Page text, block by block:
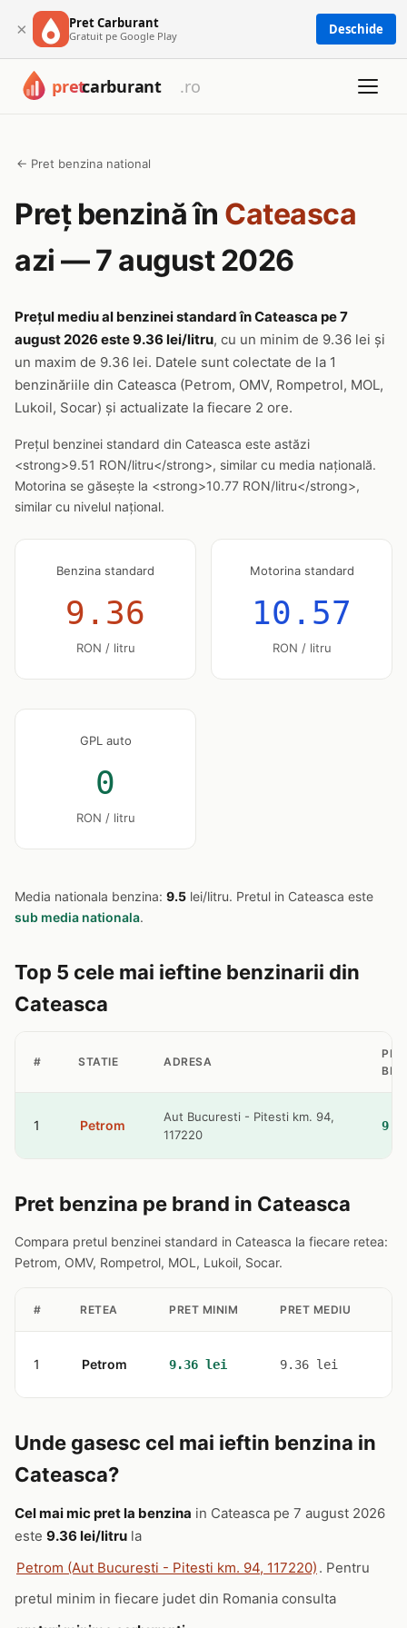
× Pret Carburant
Gratuit pe Google Play Deschide
← Pret benzina national
Preț benzină în Cateasca
azi — 7 august 2026
Prețul mediu al benzinei standard în Cateasca pe 7
august 2026 este 9.36 lei/litru, cu un minim de 9.36 lei și
un maxim de 9.36 lei. Datele sunt colectate de la 1
benzinăriile din Cateasca (Petrom, OMV, Rompetrol, MOL,
Lukoil, Socar) și actualizate la fiecare 2 ore.
Prețul benzinei standard din Cateasca este astăzi
<strong>9.51 RON/litru</strong>, similar cu media națională.
Motorina se găsește la <strong>10.77 RON/litru</strong>,
similar cu nivelul național.
Benzina standard
9.36
RON / litru
Motorina standard
10.57
RON / litru
GPL auto
0
RON / litru
Media nationala benzina: 9.5 lei/litru. Pretul in Cateasca este
sub media nationala.
Top 5 cele mai ieftine benzinarii din
Cateasca
# STATIE ADRESA
1 Petrom
Aut Bucuresti - Pitesti km. 94,
117220
Pret benzina pe brand in Cateasca
Compara pretul benzinei standard in Cateasca la fiecare retea:
Petrom, OMV, Rompetrol, MOL, Lukoil, Socar.
# RETEA PRET MINIM PRET MEDIU
1 Petrom 9.36 lei 9.36 lei
Unde gasesc cel mai ieftin benzina in
Cateasca?
Cel mai mic pret la benzina in Cateasca pe 7 august 2026
este 9.36 lei/litru la
Petrom (Aut Bucuresti - Pitesti km. 94, 117220) . Pentru
pretul minim in fiecare judet din Romania consulta